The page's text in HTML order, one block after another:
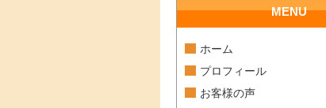
MENU
ホーム
プロフィール
お客様の声